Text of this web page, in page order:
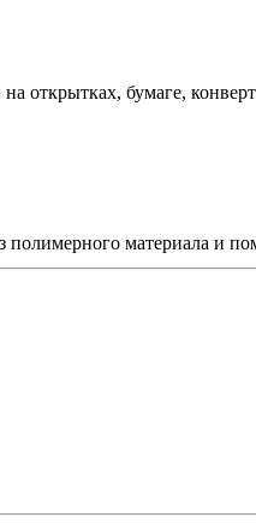
открытках, бумаге,
материала и